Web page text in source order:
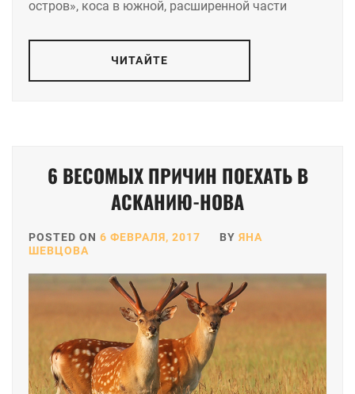
остров», коса в южной, расширенной части
ЧИТАЙТЕ
6 ВЕСОМЫХ ПРИЧИН ПОЕХАТЬ В
АСКАНИЮ-НОВА
POSTED ON 6 ФЕВРАЛЯ, 2017 BY ЯНА
ШЕВЦОВА